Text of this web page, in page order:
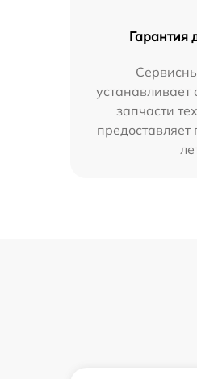
Гарантия
запчасти